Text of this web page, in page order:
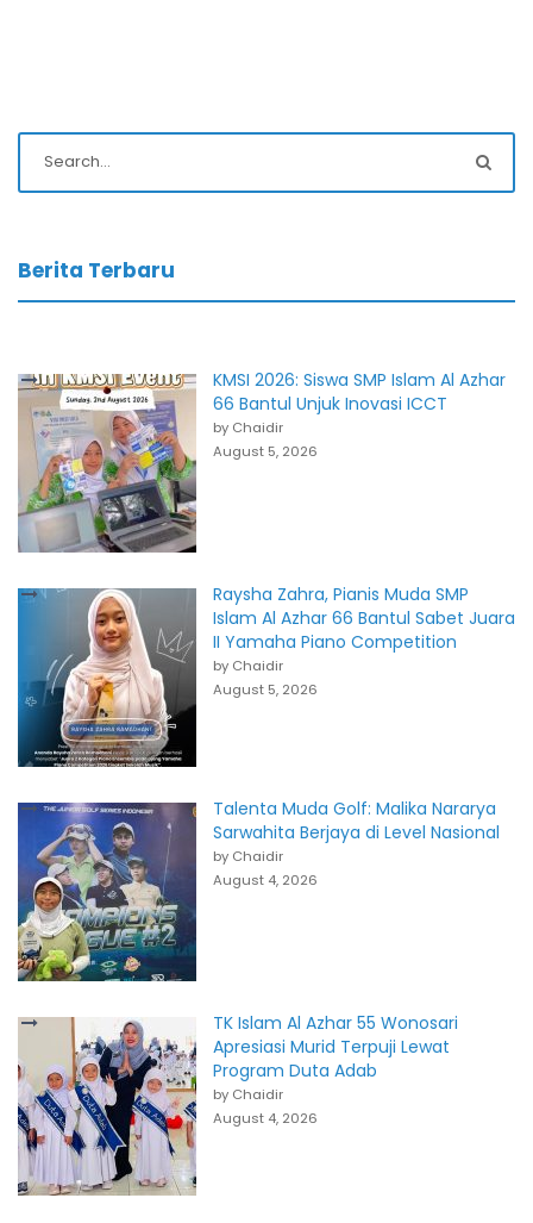
Berita Terbaru
KMSI 2026: Siswa SMP Islam Al Azhar
66 Bantul Unjuk Inovasi ICCT
by Chaidir
August 5, 2026
Raysha Zahra, Pianis Muda SMP
Islam Al Azhar 66 Bantul Sabet Juara
II Yamaha Piano Competition
by Chaidir
August 5, 2026
Talenta Muda Golf: Malika Nararya
Sarwahita Berjaya di Level Nasional
by Chaidir
August 4, 2026
TK Islam Al Azhar 55 Wonosari
Apresiasi Murid Terpuji Lewat
Program Duta Adab
by Chaidir
August 4, 2026